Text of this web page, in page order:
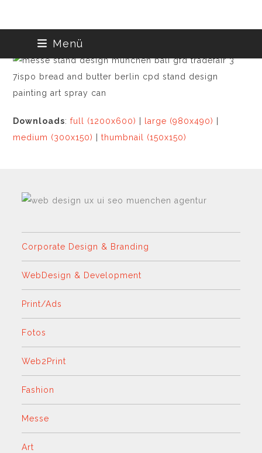
Menü
Downloads:full (1200x600) large (980x490)
medium (300x150)
|thumbnail (150x150)
Corporate Design & Branding
WebDesign & Development
Print/Ads
Fotos
Web2Print
Fashion
Messe
Art